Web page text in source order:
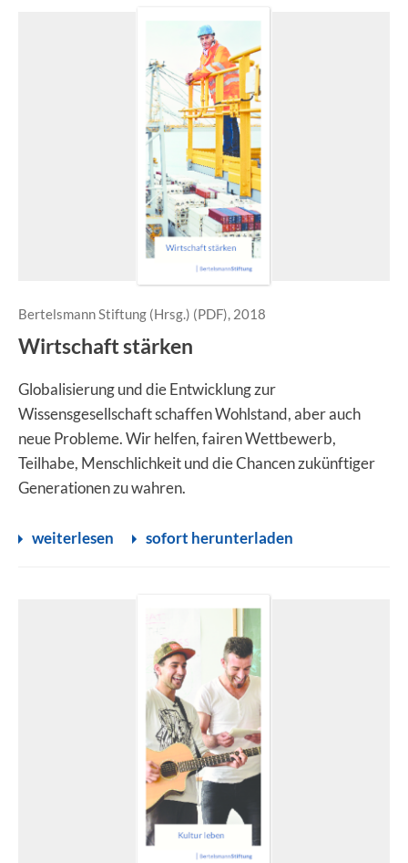
Bertelsmann Stiftung (Hrsg.) (PDF), 2018
Wirtschaft stärken
Globalisierung und die Entwicklung zur
Wissensgesellschaft schaffen Wohlstand, aber auch
neue Probleme. Wir helfen, fairen Wettbewerb,
Teilhabe, Menschlichkeit und die Chancen zukünftiger
Generationen zu wahren.
weiterlesen sofort herunterladen